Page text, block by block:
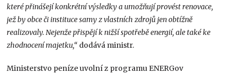
které přinášejí konkrétní výsledky a umožňují provést renovace,
jež by obce či instituce samy z vlastních zdrojů jen obtížně
realizovaly. Nejenže přispějí k nižší spotřebě energií, ale také ke
zhodnocení majetku,“ dodává ministr.
Ministerstvo peníze uvolní z programu ENERGov